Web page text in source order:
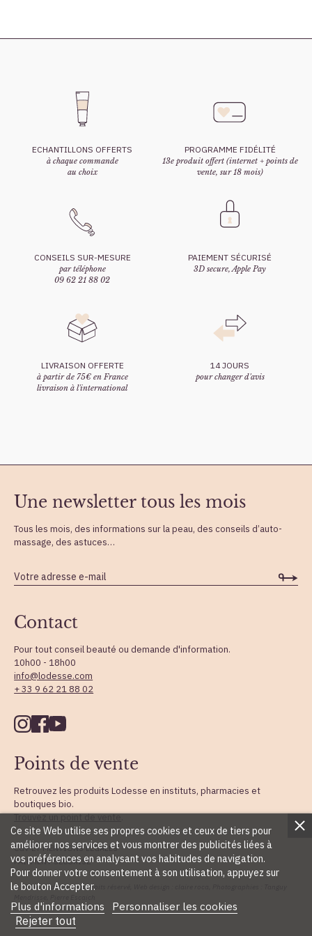
ECHANTILLONS OFFERTS
à chaque commande
au choix
PROGRAMME FIDÉLITÉ
13e produit offert (internet + points de
vente, sur 18 mois)
CONSEILS SUR-MESURE
par téléphone
09 62 21 88 02
PAIEMENT SÉCURISÉ
3D secure, Apple Pay
LIVRAISON OFFERTE
à partir de 75€ en France
livraison à l'international
14 JOURS
pour changer d'avis
Contact
Pour tout conseil beauté ou demande d'information.
10h00 - 18h00
info@lodesse.com
+ 33 9 62 21 88 02
Points de vente
Retrouvez les produits Lodesse en instituts, pharmacies et
boutiques bio.
Trouvez un point de vente.
Une newsletter tous les mois
Tous les mois, des informations sur la peau, des conseils d’auto-
massage, des astuces…
Ce site Web utilise ses propres cookies et ceux de tiers pour
améliorer nos services et vous montrer des publicités liées à
vos préférences en analysant vos habitudes de navigation.
Pour donner votre consentement à son utilisation, appuyez sur
le bouton Accepter.
Plus d'informations Personnaliser les cookies
Rejeter tout
CGV ET MENTIONS LÉGALES
PAIEMENT SÉCURISÉ
© 2026 - Lodesse Tous droits réservé, Web design : claire roca, Photographies : Tanguy